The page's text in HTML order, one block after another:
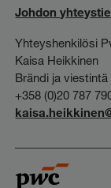
Johdon
Yhteyshenkilösi
Kaisa Heikkinen
Brändi ja viestintä
+358 (0)20 787